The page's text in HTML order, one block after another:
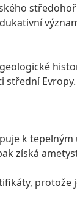
střední Evropy.
k
získá